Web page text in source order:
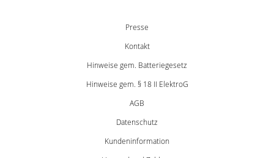
Presse
Kontakt
Hinweise gem. Batteriegesetz
Hinweise gem. § 18 II ElektroG
AGB
Datenschutz
Kundeninformation